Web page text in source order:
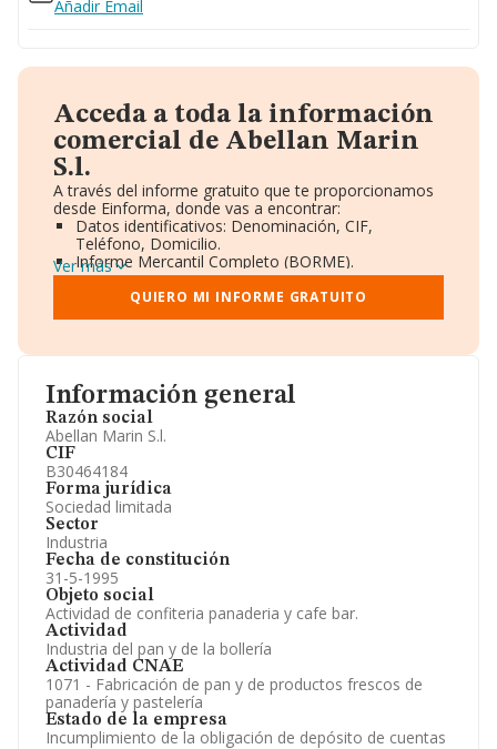
Información general
Razón social
Abellan Marin S.l.
CIF
B30464184
Forma jurídica
Sociedad limitada
Sector
Industria
Fecha de constitución
31-5-1995
Objeto social
Actividad de confiteria panaderia y cafe bar.
Actividad
Industria del pan y de la bollería
Actividad CNAE
1071 - Fabricación de pan y de productos frescos de
panadería y pastelería
Estado de la empresa
Incumplimiento de la obligación de depósito de cuentas
Añadir Email
Acceda a toda la información
comercial de Abellan Marin
S.l.
A través del informe gratuito que te proporcionamos
desde Einforma, donde vas a encontrar:
Datos identificativos: Denominación, CIF,
Teléfono, Domicilio.
Informe Mercantil Completo (BORME).
Gráficos de Evolución Ventas y Empleados.
Consejo de Administración y Administradores.
Directivos y Ejecutivos.
Información oficial y registral complementaria.
Ver más
QUIERO MI INFORME GRATUITO